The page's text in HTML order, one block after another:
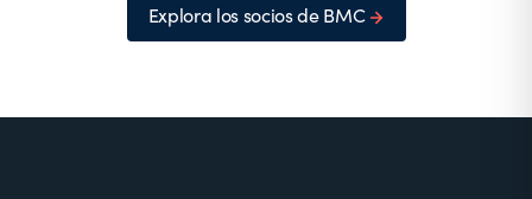
Explora los socios de BMC